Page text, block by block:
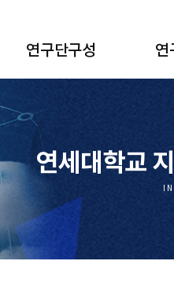
연구단구성 연
연세대학교